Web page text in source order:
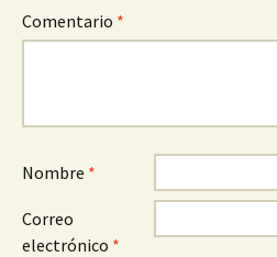
Comentario *
Nombre *
Correo
electrónico *